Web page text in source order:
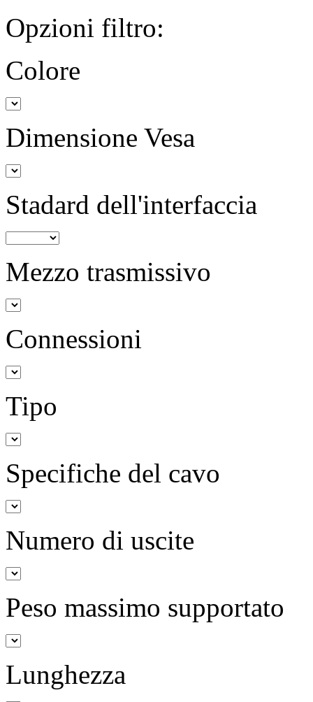
Opzioni filtro:
Colore
Dimensione Vesa
Stadard dell'interfaccia
Mezzo trasmissivo
Connessioni
Tipo
Specifiche del cavo
Numero di uscite
Peso massimo supportato
Lunghezza